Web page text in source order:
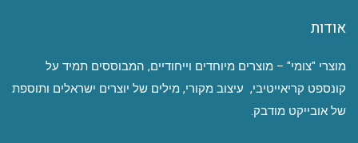
אודות
מוצרי "צומי" – מוצרים מיוחדים וייחודיים, המבוססים תמיד על
קונספט קריאייטיבי, עיצוב מקורי, מילים של יוצרים ישראלים ותוספת
של אובייקט מודבק.